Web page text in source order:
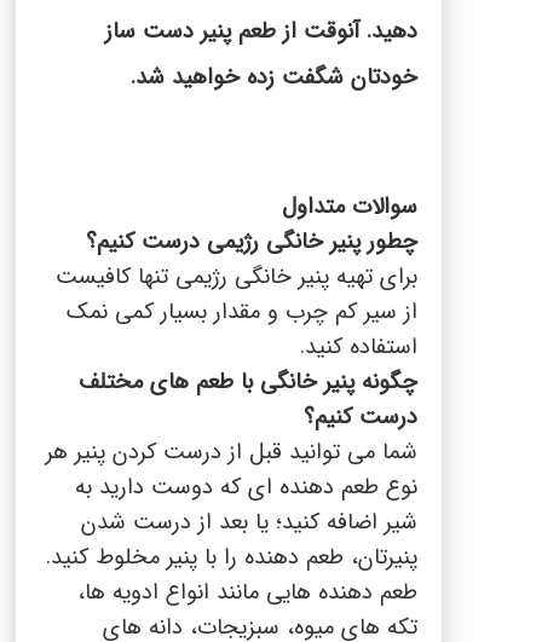
دهید. آنوقت از طعم پنیر دست ساز
خودتان شگفت زده خواهید شد.
سوالات متداول
چطور پنیر خانگی رژیمی درست کنیم؟
برای تهیه پنیر خانگی رژیمی تنها کافیست
از سیر کم چرب و مقدار بسیار کمی نمک
استفاده کنید.
چگونه پنیر خانگی با طعم های مختلف
درست کنیم؟
شما می توانید قبل از درست کردن پنیر هر
نوع طعم دهنده ای که دوست دارید به
شیر اضافه کنید؛ یا بعد از درست شدن
پنیرتان، طعم دهنده را با پنیر مخلوط کنید.
طعم دهنده هایی مانند انواع ادویه ها،
تکه های میوه، سبزیجات، دانه های